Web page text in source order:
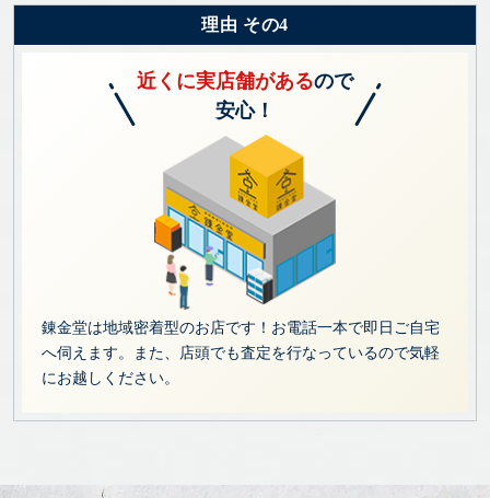
理由 その4
近くに実店舗があるので
安心！
錬金堂は地域密着型のお店です！お電話一本で即日ご自宅
へ伺えます。また、店頭でも査定を行なっているので気軽
にお越しください。